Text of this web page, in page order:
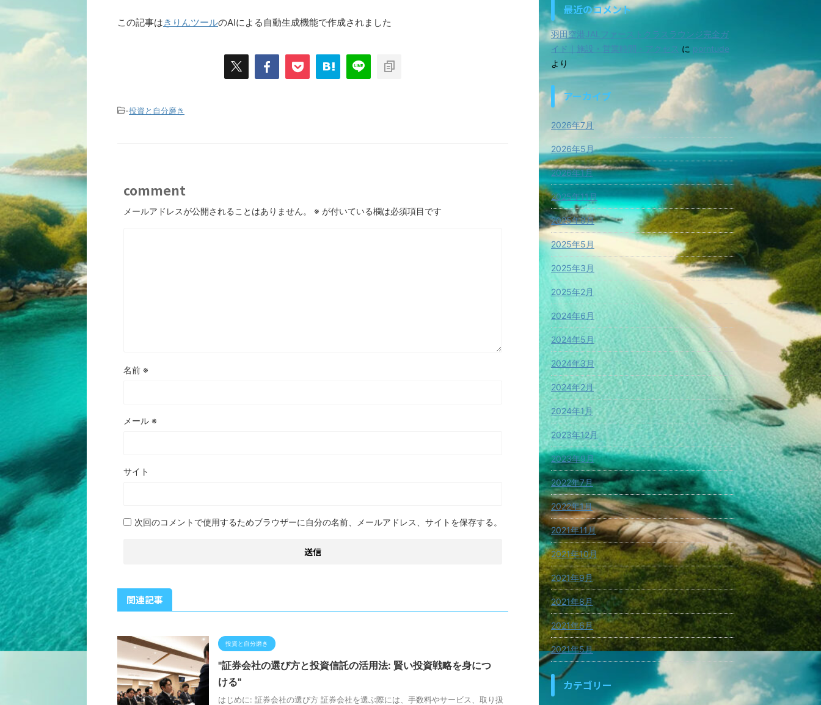
この記事はきりんツールのAIによる自動生成機能で作成されました
-投資と自分磨き
comment
メールアドレスが公開されることはありません。 ※ が付いている欄は必須項目です
名前 ※
メール ※
サイト
次回のコメントで使用するためブラウザーに自分の名前、メールアドレス、サイトを保存する。
関連記事
投資と自分磨き
"証券会社の選び方と投資信託の活用法: 賢い投資戦略を身につ
ける"
はじめに: 証券会社の選び方 証券会社を選ぶ際には、手数料やサービス、取り扱
最近のコメント
羽田空港JALファーストクラスラウンジ完全ガ
イド｜施設・営業時間・アクセス に porntude
より
アーカイブ
2026年7月
2026年5月
2026年1月
2025年11月
2025年8月
2025年5月
2025年3月
2025年2月
2024年6月
2024年5月
2024年3月
2024年2月
2024年1月
2023年12月
2023年9月
2022年7月
2022年1月
2021年11月
2021年10月
2021年9月
2021年8月
2021年6月
2021年5月
カテゴリー